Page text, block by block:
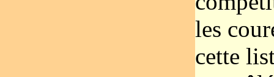
les
cette